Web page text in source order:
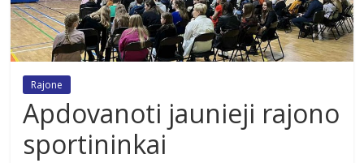
Rajone
Apdovanoti jaunieji rajono
sportininkai